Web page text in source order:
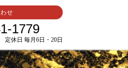
せ
1779
定休日 毎月6日・20日